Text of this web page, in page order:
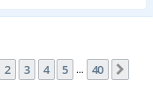
1sur40
2 3 4 5 … 40